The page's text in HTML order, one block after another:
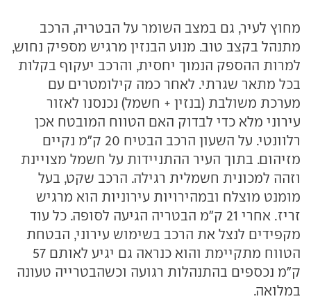
מחוץ לעיר, גם במצב השומר על הבטריה, הרכב
מתנהל בקצב טוב. מנוע הבנזין מרגיש מספיק נחוש,
למרות ההספק הנמוך יחסית, והרכב יעקוף בקלות
בכל מתאר שגרתי. לאחר כמה קילומטרים עם
מערכת משולבת (בנזין + חשמל) נכנסנו לאזור
עירוני מלא כדי לבדוק האם הטווח המובטח אכן
רלוונטי. על השעון הרכב הבטיח 20 ק"מ נקיים
מזיהום. בתוך העיר ההתניידות על חשמל מצויינת
וזהה למכונית חשמלית רגילה. הרכב שקט, בעל
מומנט מוצלח ובמהירויות עירוניות הוא מרגיש
זריז. אחרי 21 ק"מ הבטריה הגיעה לסופה. כל עוד
מקפידים לנצל את הרכב בשימוש עירוני, הבטחת
הטווח מתקיימת והוא כנראה גם יגיע לאותם 57
ק"מ נכספים בהתנהלות רגועה וכשהבטרייה טעונה
במלואה.